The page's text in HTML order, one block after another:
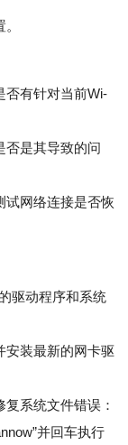
有针对当前Wi-
是其导致的问
网络连接是否恢
驱动程序和系统
装最新的网卡驱
系统文件错误：
并回车执行